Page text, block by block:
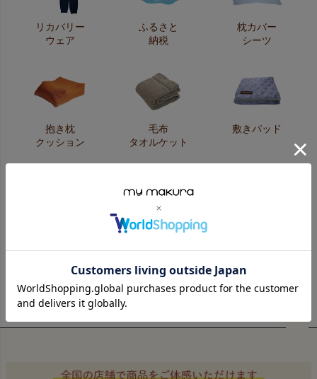
リカバリー
ウェア
ふるさと
納税
枕カバー
シーツ
抱き枕
クッション
毛布
タオルケット
敷きパッド
極吸タオル